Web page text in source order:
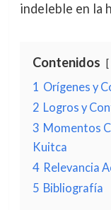
indeleble en la
Contenidos
1 Orígenes y
2 Logros y
3 Momentos
Kuitca
4 Relevancia
5 Bibliografía